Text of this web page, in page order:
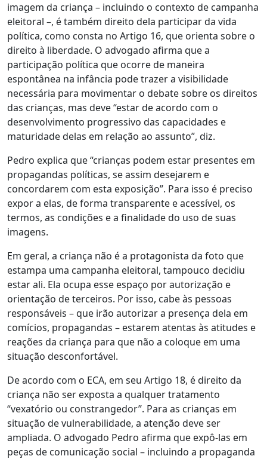
imagem da criança – incluindo o contexto de campanha
eleitoral –, é também direito dela participar da vida
política, como consta no Artigo 16, que orienta sobre o
direito à liberdade. O advogado afirma que a
participação política que ocorrede maneira
espontânea na infância pode trazer a visibilidade
necessária para movimentar o debate sobre os direitos
das crianças, mas deve “estar de acordo com o
desenvolvimento progressivo das capacidades e
maturidade delas em relação ao assunto”, diz.
Pedro explica que“crianças podem estar presentes em
propagandas políticas, se assim desejarem e
concordarem com esta exposição”. Para isso é preciso
expor a elas, de forma transparente e acessível, os
termos, as condições e a finalidade do uso de suas
imagens.
Em geral, a criança não é a protagonista da foto que
estampa uma campanha eleitoral, tampouco decidiu
estar ali. Ela ocupa esse espaço por autorização e
orientação de terceiros. Por isso, cabe às pessoas
responsáveis – que irão autorizar a presença dela em
comícios, propagandas – estarem atentas às atitudes e
reações da criança para que não a coloque em uma
situação desconfortável.
De acordo com o ECA, em seu Artigo 18, é direito da
criança não ser exposta a qualquer tratamento
“vexatório ou constrangedor”. Para as crianças em
situação de vulnerabilidade, a atenção deve ser
ampliada. O advogado Pedro afirma que expô-las em
peças de comunicação social – incluindo a propaganda